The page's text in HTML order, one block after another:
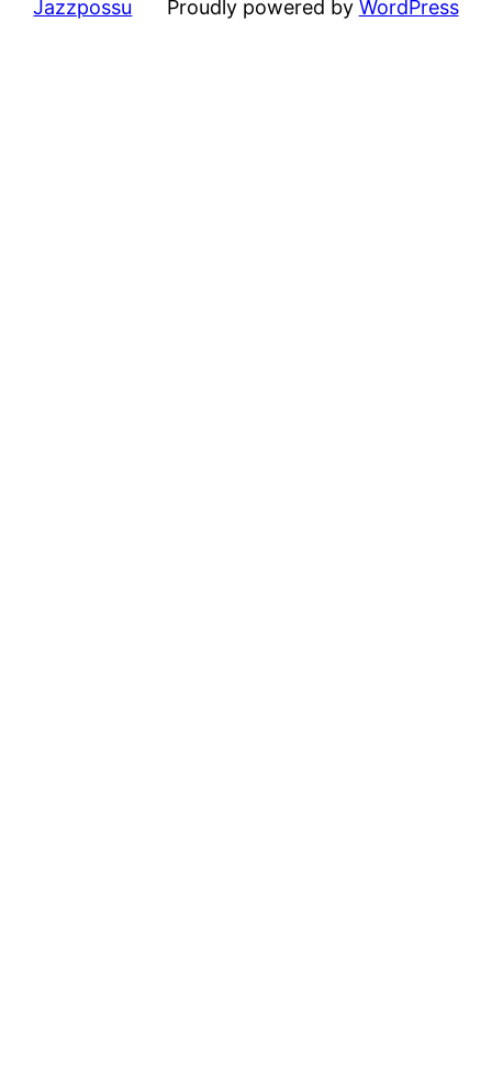
Jazzpossu Proudly powered by WordPress